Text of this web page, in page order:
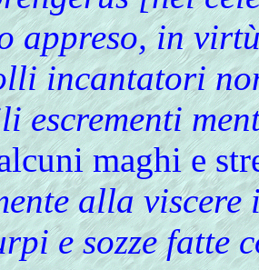
appreso, in
incantatori
escrementi
maghi e
alla
e sozze fatte